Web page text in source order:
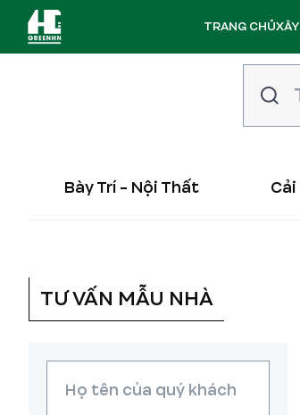
TRANG CHỦ
Bày Trí - Nội Thất
TƯ VẤN MẪU NHÀ